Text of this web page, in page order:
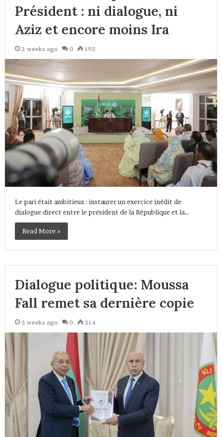
Président : ni dialogue, ni
Aziz et encore moins Ira
2 weeks ago 0 193
Le pari était ambitieux : instaurer un exercice inédit de
dialogue direct entre le président de la République et la…
Read More »
Dialogue politique: Moussa
Fall remet sa dernière copie
2 weeks ago 0 214